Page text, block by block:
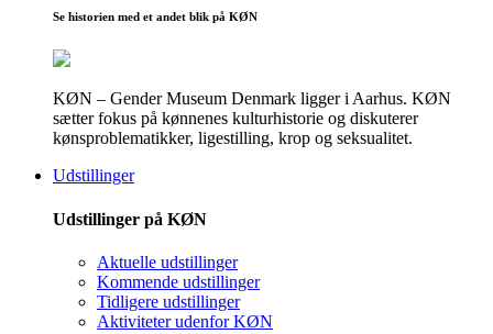
Se historien med et andet blik på KØN
KØN – Gender Museum Denmark ligger i Aarhus. KØN
sætter fokus på kønnenes kulturhistorie og diskuterer
kønsproblematikker, ligestilling, krop og seksualitet.
Udstillinger
Udstillinger på KØN
Aktuelle udstillinger
Kommende udstillinger
Tidligere udstillinger
Aktiviteter udenfor KØN